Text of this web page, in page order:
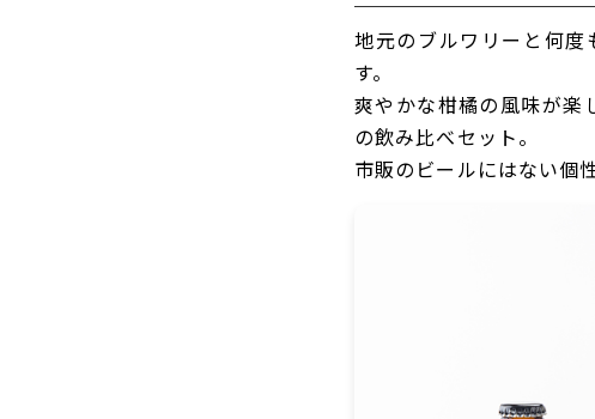
地元のブルワリーと何
す。
爽やかな柑橘の風味が楽
の飲み比べセット。
市販のビールにはない個